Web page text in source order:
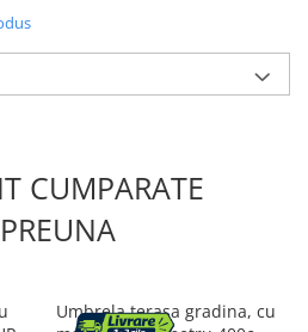
CUMPARATE
Umbrela terasa gradina, cu